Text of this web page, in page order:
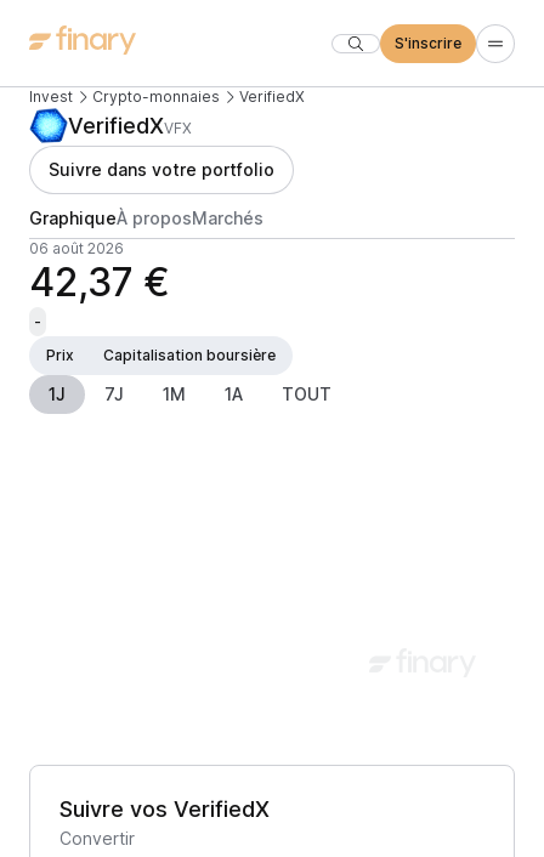
S'inscrire
Invest Crypto-monnaies VerifiedX
VerifiedXVFX
Suivre dans votre portfolio
GraphiqueÀ proposMarchés
06 août 2026
42,37 €
-
Prix
Capitalisation boursière
1J 7J 1M 1A TOUT
Suivre vos VerifiedX
Convertir